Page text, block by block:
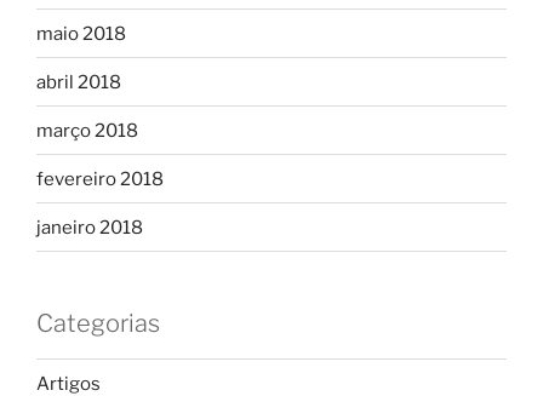
maio 2018
abril 2018
março 2018
fevereiro 2018
janeiro 2018
Categorias
Artigos